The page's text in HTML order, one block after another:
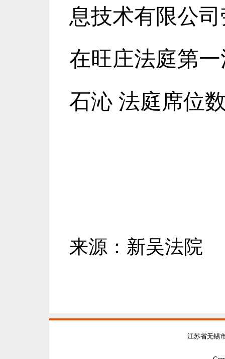
息技术有限公
在旺庄法庭第
石沁 法庭席位
来源：新吴法院
江苏省无锡